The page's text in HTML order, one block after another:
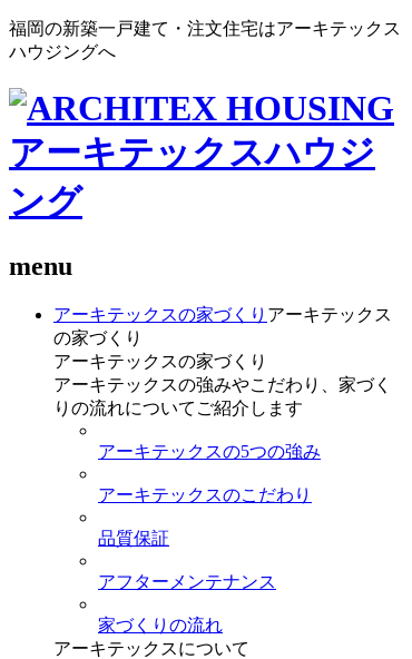
福岡の新築一戸建て・注文住宅はアーキテックス
ハウジングへ
menu
アーキテックスの家づくり アーキテックス
の家づくり
アーキテックスの家づくり
アーキテックスの強みやこだわり、家づく
りの流れについてご紹介します
アーキテックスの5つの強み
アーキテックスのこだわり
品質保証
アフターメンテナンス
家づくりの流れ
アーキテックスについて